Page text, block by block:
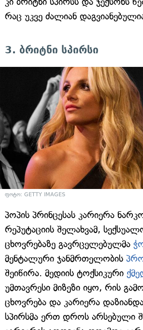
რაც უკვე ძალიან
3. ბრიტნი სპირსი
ფოტო: GETTY IMAGES
პოპის პრინცესას კარიერა
რეპუტაციის შელახვამ,
ცხოვრებაზე გავრცელებულმა
მენტალური ჯანმრთელობის
შეიწირა. მედიის ტოქსიკური
უმთავრესი მიზეზი იყო, რის
ცხოვრება და კარიერა
სპირსმა ერთ დროს არსებული